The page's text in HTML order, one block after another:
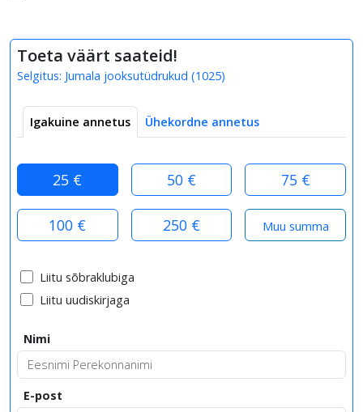
Toeta väärt saateid!
Selgitus: Jumala jooksutüdrukud (1025)
Igakuine annetus Ühekordne annetus
25 € 50 € 75 €
100 € 250 €
Liitu sõbraklubiga
Liitu uudiskirjaga
Nimi
E-post